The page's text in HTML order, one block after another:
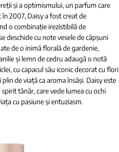
și a optimismului, un parfum care
2007, Daisy a fost creat de
o combinație irezistibilă de
deschide cu note vesele de căpșuni
de o inimă florală de gardenie,
și lemn de cedru adaugă o notă
cu capacul său iconic decorat cu flori
de viață ca aroma însăși. Daisy este
tânăr, care vede lumea cu ochi
cu pasiune și entuziasm.